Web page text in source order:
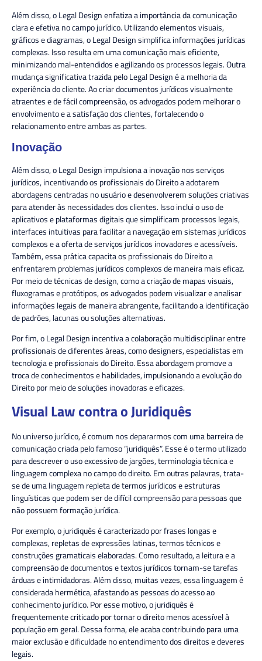
Além disso, o Legal Design enfatiza a importância da comunicação
clara e efetiva no campo jurídico. Utilizando elementos visuais,
gráficos e diagramas, o Legal Design simplifica informações jurídicas
complexas. Isso resulta em uma comunicação mais eficiente,
minimizando mal-entendidos e agilizando os processos legais. Outra
mudança significativa trazida pelo Legal Design é a melhoria da
experiência do cliente. Ao criar documentos jurídicos visualmente
atraentes e de fácil compreensão, os advogados podem melhorar o
envolvimento e a satisfação dos clientes, fortalecendo o
relacionamento entre ambas as partes.
Inovação
Além disso, o Legal Design impulsiona a inovação nos serviços
jurídicos, incentivando os profissionais do Direito a adotarem
abordagens centradas no usuário e desenvolverem soluções criativas
para atender às necessidades dos clientes. Isso inclui o uso de
aplicativos e plataformas digitais que simplificam processos legais,
interfaces intuitivas para facilitar a navegação em sistemas jurídicos
complexos e a oferta de serviços jurídicos inovadores e acessíveis.
Também, essa prática capacita os profissionais do Direito a
enfrentarem problemas jurídicos complexos de maneira mais eficaz.
Por meio de técnicas de design, como a criação de mapas visuais,
fluxogramas e protótipos, os advogados podem visualizar e analisar
informações legais de maneira abrangente, facilitando a identificação
de padrões, lacunas ou soluções alternativas.
Por fim, o Legal Design incentiva a colaboração multidisciplinar entre
profissionais de diferentes áreas, como designers, especialistas em
tecnologia e profissionais do Direito. Essa abordagem promove a
troca de conhecimentos e habilidades, impulsionando a evolução do
Direito por meio de soluções inovadoras e eficazes.
Visual Law contra o Juridiquês
No universo jurídico, é comum nos depararmos com uma barreira de
comunicação criada pelo famoso “juridiquês”. Esse é o termo utilizado
para descrever o uso excessivo de jargões, terminologia técnica e
linguagem complexa no campo do direito. Em outras palavras, trata-
se de uma linguagem repleta de termos jurídicos e estruturas
linguísticas que podem ser de difícil compreensão para pessoas que
não possuem formação jurídica.
Por exemplo, o juridiquês é caracterizado por frases longas e
complexas, repletas de expressões latinas, termos técnicos e
construções gramaticais elaboradas. Como resultado, a leitura e a
compreensão de documentos e textos jurídicos tornam-se tarefas
árduas e intimidadoras. Além disso, muitas vezes, essa linguagem é
considerada hermética, afastando as pessoas do acesso ao
conhecimento jurídico. Por esse motivo, o juridiquês é
frequentemente criticado por tornar o direito menos acessível à
população em geral. Dessa forma, ele acaba contribuindo para uma
maior exclusão e dificuldade no entendimento dos direitos e deveres
legais.